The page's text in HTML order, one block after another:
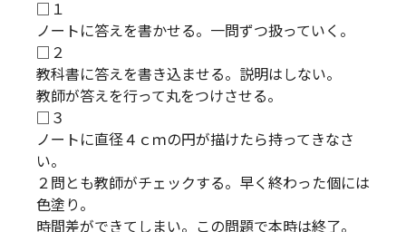
□１
ノートに答えを書かせる。一問ずつ扱っていく。
□２
教科書に答えを書き込ませる。説明はしない。
教師が答えを行って丸をつけさせる。
□３
ノートに直径４ｃｍの円が描けたら持ってきなさ
い。
２問とも教師がチェックする。早く終わった個には
色塗り。
時間差ができてしまい。この問題で本時は終了。